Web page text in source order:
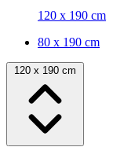
120 x 190 cm
80 x 190 cm
120 x 190 cm